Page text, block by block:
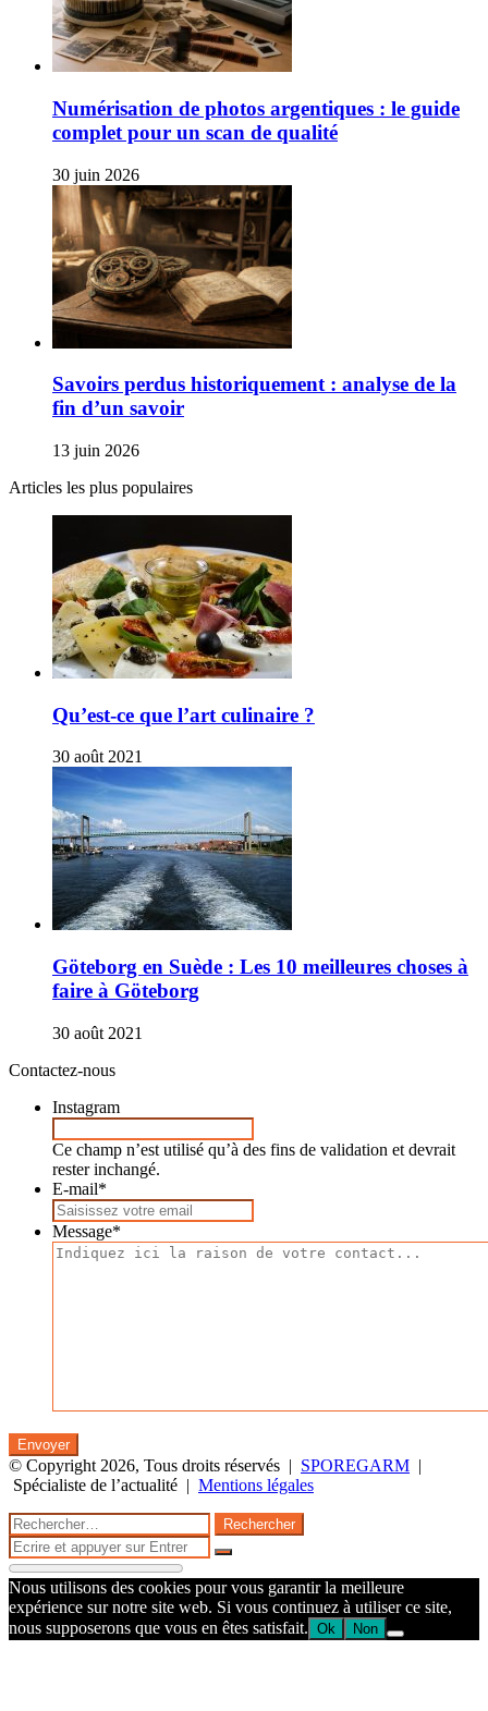
Numérisation de photos argentiques : le guide
complet pour un scan de qualité
30 juin 2026
Savoirs perdus historiquement : analyse de la
fin d’un savoir
13 juin 2026
Articles les plus populaires
Qu’est-ce que l’art culinaire ?
30 août 2021
Göteborg en Suède : Les 10 meilleures choses à
faire à Göteborg
30 août 2021
Contactez-nous
Instagram
Ce champ n’est utilisé qu’à des fins de validation et devrait
rester inchangé.
E-mail*
Message*
© Copyright 2026, Tous droits réservés | SPOREGARM |
Spécialiste de l’actualité | Mentions légales
Facebook
Twitter
WhatsApp
Telegram
Bouton
retour
en
haut
de
la
page
Fermer
Rechercher :
Fermer
Rechercher
Nous utilisons des cookies pour vous garantir la meilleure
expérience sur notre site web. Si vous continuez à utiliser ce site,
nous supposerons que vous en êtes satisfait. Ok Non